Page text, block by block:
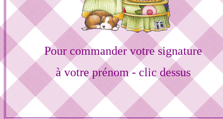
Pour commander votre signature
à votre prénom - clic dessus